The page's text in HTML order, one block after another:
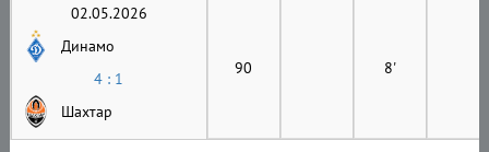
02.05.2026
Динамо
4 : 1
Шахтар
90 8'